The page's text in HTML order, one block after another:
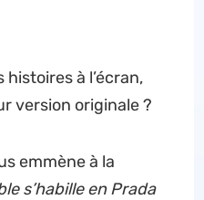
à l’écran,
version originale ?
emmène à la
s’habille en Prada